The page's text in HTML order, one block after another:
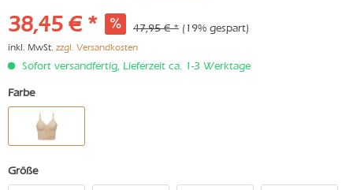
38,45 € * 47,95 € * (19% gespart)
inkl. MwSt. zzgl. Versandkosten
Sofort versandfertig, Lieferzeit ca. 1-3 Werktage
Farbe
Größe